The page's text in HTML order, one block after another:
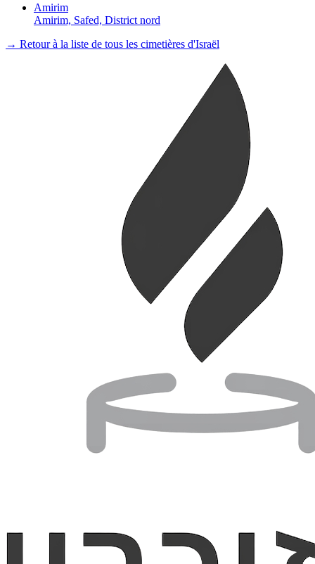
Amirim
Amirim, Safed, District nord
→ Retour à la liste de tous les cimetières d'Israël